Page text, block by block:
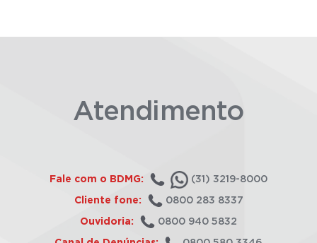
Atendimento
Fale com o BDMG: (31) 3219-8000
Cliente fone: 0800 283 8337
Ouvidoria: 0800 940 5832